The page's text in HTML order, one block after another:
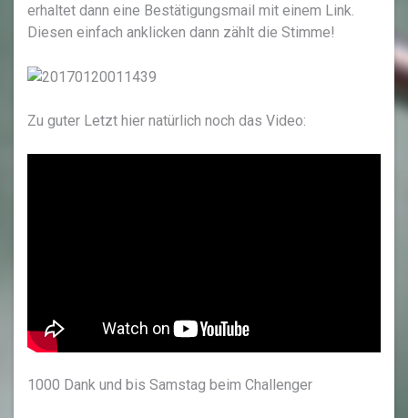
erhaltet dann eine Bestätigungsmail mit einem Link.
Diesen einfach anklicken dann zählt die Stimme!
Zu guter Letzt hier natürlich noch das Video:
1000 Dank und bis Samstag beim Challenger